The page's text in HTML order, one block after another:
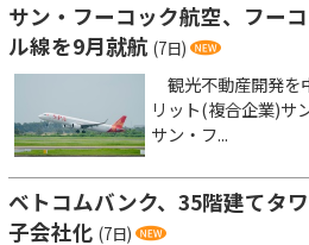
サン・フーコック航空、フー
ル線を9月就航 (7日)
観光不動産開発を
リット(複合企業)サ
サン・フ...
ベトコムバンク、35階建てタ
子会社化 (7日)